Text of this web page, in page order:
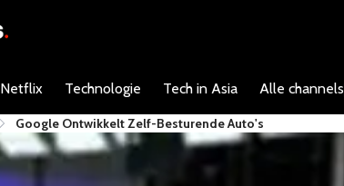
Netflix Technologie Tech in Asia Alle channels
Google Ontwikkelt Zelf-Besturende Auto's